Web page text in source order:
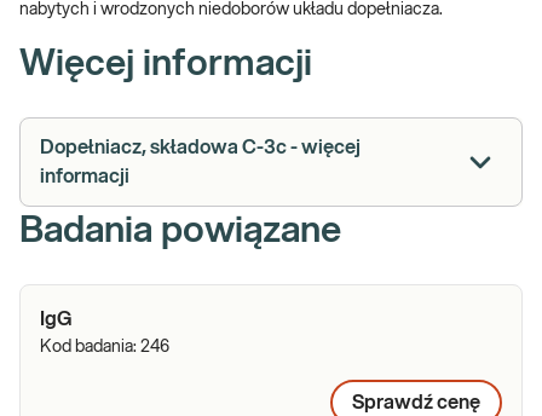
nabytych i wrodzonych niedoborów układu dopełniacza.
Więcej informacji
Dopełniacz, składowa C-3c - więcej
informacji
Badania powiązane
IgG
Kod badania: 246
Sprawdź cenę